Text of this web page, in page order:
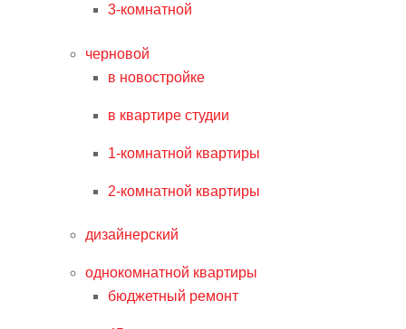
3-комнатной
черновой
в новостройке
в квартире студии
1-комнатной квартиры
2-комнатной квартиры
дизайнерский
однокомнатной квартиры
бюджетный ремонт